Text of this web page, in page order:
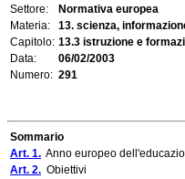
Settore:
Normativa europea
Materia:
13. scienza,
Capitolo: 13.3 istruzione e
Data:
06/02/2003
Numero: 291
Sommario
Art. 1. Anno europeo
Art. 2. Obiettivi